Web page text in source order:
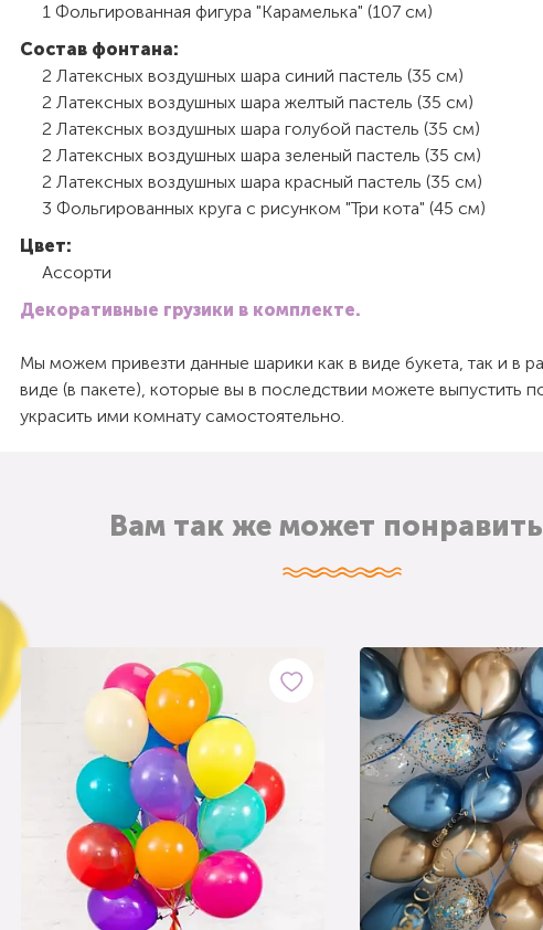
1 Фольгированная фигура "Карамелька" (107 см)
Состав фонтана:
2 Латексных воздушных шара синий пастель (35 см)
2 Латексных воздушных шара желтый пастель (35 см)
2 Латексных воздушных шара голубой пастель (35 см)
2 Латексных воздушных шара зеленый пастель (35 см)
2 Латексных воздушных шара красный пастель (35 см)
3 Фольгированных круга с рисунком "Три кота" (45 см)
Цвет:
Ассорти
Декоративные грузики в комплекте.
Мы можем привезти данные шарики как в виде букета, так и в
виде (в пакете), которые вы в последствии можете выпустить
украсить ими комнату самостоятельно.
Вам так же может